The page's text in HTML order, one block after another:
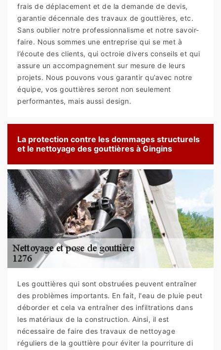
frais de déplacement et de la demande de devis,
garantie décennale des travaux de gouttières, etc.
Sans oublier notre professionnalisme et notre savoir-
faire. Nous sommes une entreprise qui se met à
l’écoute des clients, qui octroie divers conseils et qui
assure un accompagnement sur mesure de leurs
projets. Nous pouvons vous garantir qu’avec notre
équipe, vos gouttières seront non seulement
performantes, mais aussi design.
La protection contre les dommages structurels
et le nettoyage des gouttières à Gingins
Les gouttières qui sont obstruées peuvent entraîner
des problèmes importants. En fait, l'eau de pluie peut
déborder et cela va entraîner des infiltrations dans
les matériaux de la construction. Ainsi, il est
nécessaire de faire des travaux de nettoyage
réguliers de la gouttière pour éviter la pourriture di